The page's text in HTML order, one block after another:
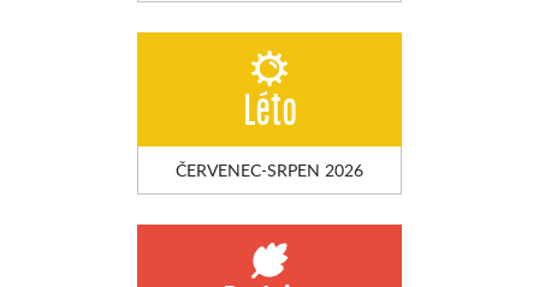
Léto
ČERVENEC-SRPEN 2026